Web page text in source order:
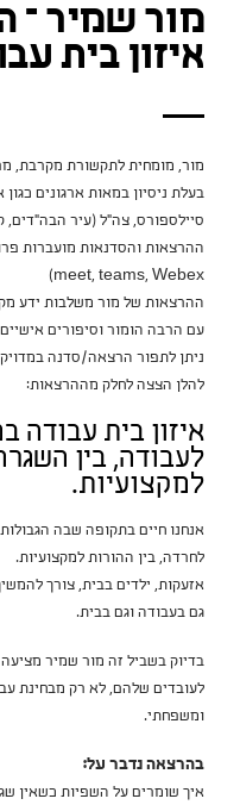
מור שמיר –
איזון בית
מור, מומחית לתקשורת מקרבת,
בעלת ניסיון במאות ארגונים
סיילספורס, צה"ל (עיר הבה"דים,
meet, teams, Webex)
ההרצאות של מור משלבות ידע
עם הרבה הומור וסיפורים אישיים
ניתן לתפור הרצאה/סדנה
להלן הצצה לחלק מההרצאות:
איזון בית עבודה
לעבודה, בין
למקצועיות.
אנחנו חיים בתקופה שבה
לחרדה, בין ההורות למקצועיות.
אזעקות, ילדים בבית, צורך
גם בעבודה וגם בבית.
בדיוק בשביל זה מור שמיר
לעובדים שלהם, לא רק מבחינת
ומשפחתי.
בהרצאה נדבר על:
איך שומרים על השפיות כשאין